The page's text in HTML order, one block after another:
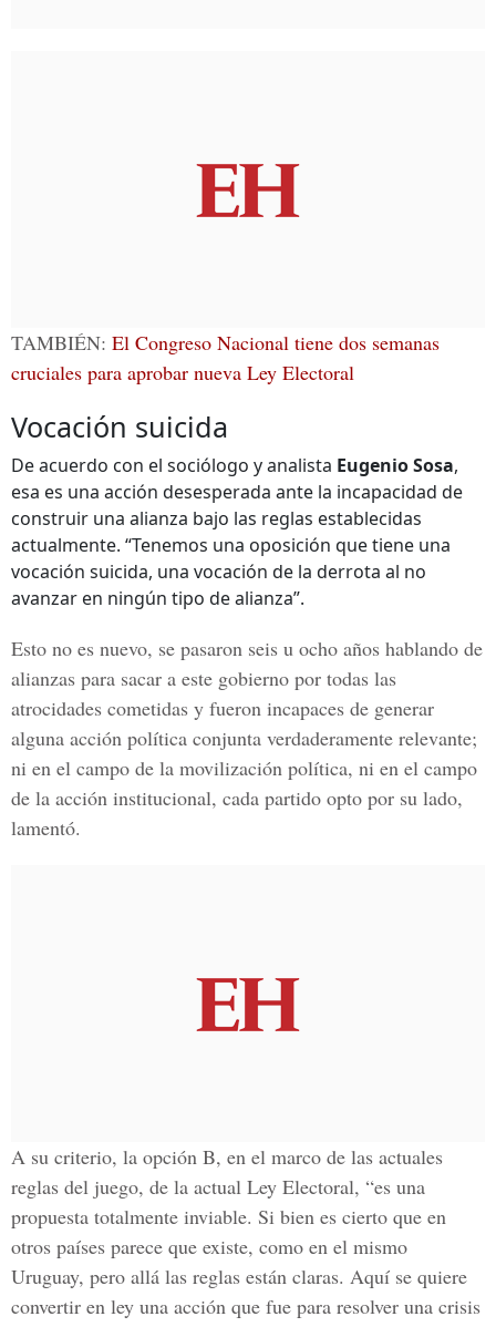
TAMBIÉN: El Congreso Nacional tiene dos semanas
cruciales para aprobar nueva Ley Electoral
Vocación suicida
De acuerdo con el sociólogo y analista Eugenio Sosa,
esa es una acción desesperada ante la incapacidad de
construir una alianza bajo las reglas establecidas
actualmente. “Tenemos una oposición que tiene una
vocación suicida, una vocación de la derrota al no
avanzar en ningún tipo de alianza”.
Esto no es nuevo, se pasaron seis u ocho años hablando de
alianzas para sacar a este gobierno por todas las
atrocidades cometidas y fueron incapaces de generar
alguna acción política conjunta verdaderamente relevante;
ni en el campo de la movilización política, ni en el campo
de la acción institucional, cada partido opto por su lado,
lamentó.
A su criterio, la opción B, en el marco de las actuales
reglas del juego, de la actual Ley Electoral, “es una
propuesta totalmente inviable. Si bien es cierto que en
otros países parece que existe, como en el mismo
Uruguay, pero allá las reglas están claras. Aquí se quiere
convertir en ley una acción que fue para resolver una crisis